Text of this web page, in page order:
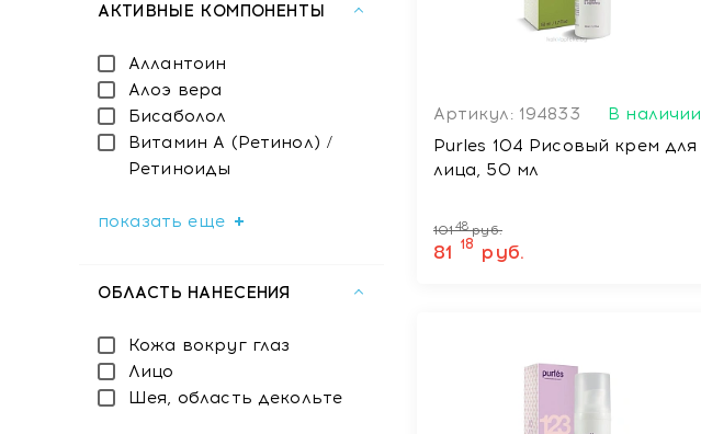
АКТИВНЫЕ КОМПОНЕНТЫ
Аллантоин
Алоэ вера
Бисаболол
Витамин A (Ретинол) /
Ретиноиды
показать еще
ОБЛАСТЬ НАНЕСЕНИЯ
Кожа вокруг глаз
Лицо
Шея, область декольте
Артикул: 194833
В наличии
Purles 104 Рисовый крем для
лица, 50 мл
10148 руб.
81 18 руб.